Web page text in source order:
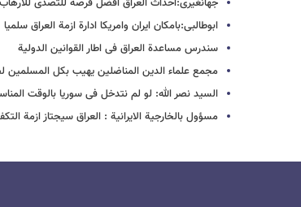
جهانغیری:احداث العراق افضل فرصة للتصدی للارهاب
ابوطالبی:بامکان ایران وامریکا ادارة ازمة العراق سلمیا
سندرس مساعدة العراق فی اطار القوانین الدولیة
مجمع علماء الدین المناضلین یهیب بکل المسلمین
السید نصر الله: لو لم نتدخل فی سوریا بالوقت
مسؤول بالخارجیة الایرانیة : العراق سیجتاز ازمة